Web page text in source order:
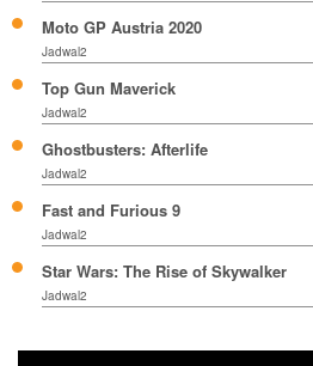
Moto GP Austria 2020
Jadwal2
Top Gun Maverick
Jadwal2
Ghostbusters: Afterlife
Jadwal2
Fast and Furious 9
Jadwal2
Star Wars: The Rise of Skywalker
Jadwal2